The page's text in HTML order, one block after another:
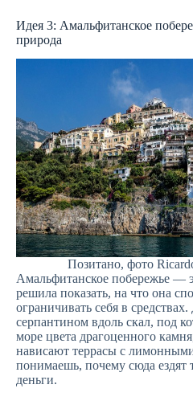
Идея 3: Амальфитанское
природа
Позитано, фото
Амальфитанское побережье —
решила показать, на что она
ограничивать себя в средствах.
серпантином вдоль скал, под
море цвета драгоценного
нависают террасы с
понимаешь, почему сюда ездят
деньги.